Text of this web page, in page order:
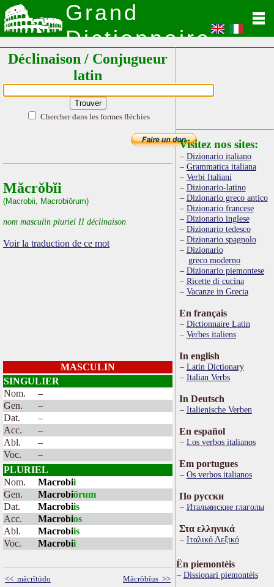
Grand
Dictionnaire
Latin
Déclinaison / Conjugueur
latin
Chercher dans les formes fléchies
Măcrŏbĭi
(Macrobii, Macrobiōrum)
nom masculin pluriel II déclinaison
Voir la traduction de ce mot
MASCULIN
SINGULIER
Nom.
–
Gen.
–
Dat.
–
Acc.
–
Abl.
–
Voc.
–
PLURIEL
Nom.
Macrobii
Gen.
Macrobiōrum
Dat.
Macrobiis
Acc.
Macrobios
Abl.
Macrobiis
Voc.
Macrobii
<< măcrĭtūdo Măcrŏbĭus >>
Visitez nos sites:
Dizionario italiano
Grammatica italiana
Verbi Italiani
Dizionario-latino
Dizionario greco antico
Dizionario francese
Dizionario inglese
Dizionario tedesco
Dizionario spagnolo
Dizionario
greco moderno
Dizionario piemontese
Ricette di cucina
Vacanze in Grecia
En français
Dictionnaire Latin
Verbes italiens
In english
Latin Dictionary
Italian Verbs
In Deutsch
Italienische Verben
En español
Los verbos italianos
Em portugues
Os verbos italianos
По русски
Итальянские глаголы
Στα ελληνικά
Ιταλικό Λεξικό
Ën piemontèis
Dissionari piemontèis